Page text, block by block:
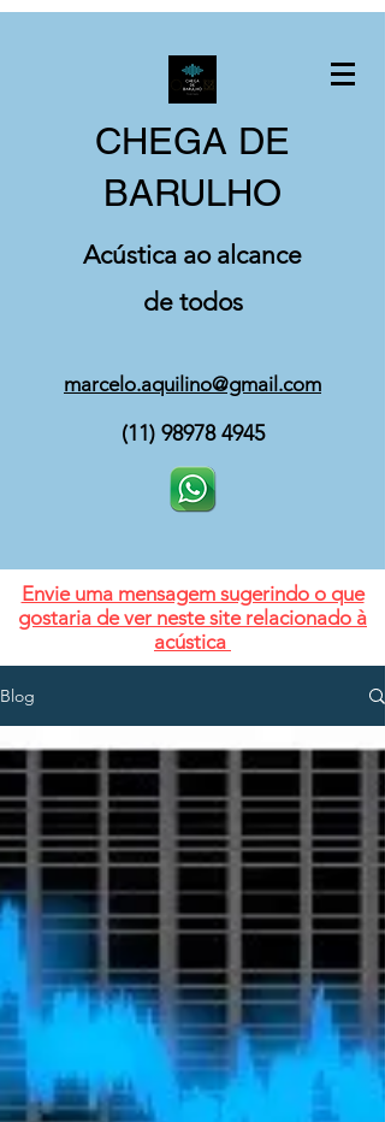
CHEGA DE
BARULHO
Acústica ao alcance
de todos
marcelo.aquilino@gmail.com
(11) 98978 4945
Envie uma mensagem sugerindo o que
gostaria de ver neste site relacionado à
acústica
Blog